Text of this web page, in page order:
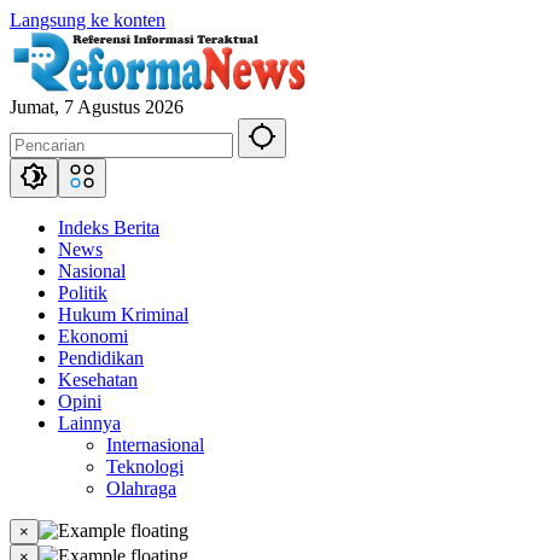
Langsung ke konten
Jumat, 7 Agustus 2026
Indeks Berita
News
Nasional
Politik
Hukum Kriminal
Ekonomi
Pendidikan
Kesehatan
Opini
Lainnya
Internasional
Teknologi
Olahraga
×